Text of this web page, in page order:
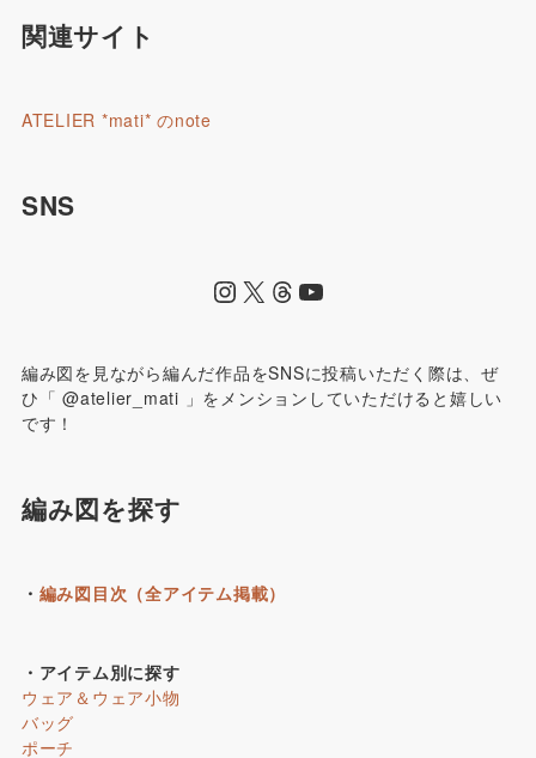
関連サイト
ATELIER *mati* のnote
SNS
編み図を見ながら編んだ作品をSNSに投稿いただく際は、ぜ
ひ「 @atelier_mati 」をメンションしていただけると嬉しい
です！
編み図を探す
・ 編み図目次（全アイテム掲載）
・アイテム別に探す
ウェア＆ウェア小物
バッグ
ポーチ